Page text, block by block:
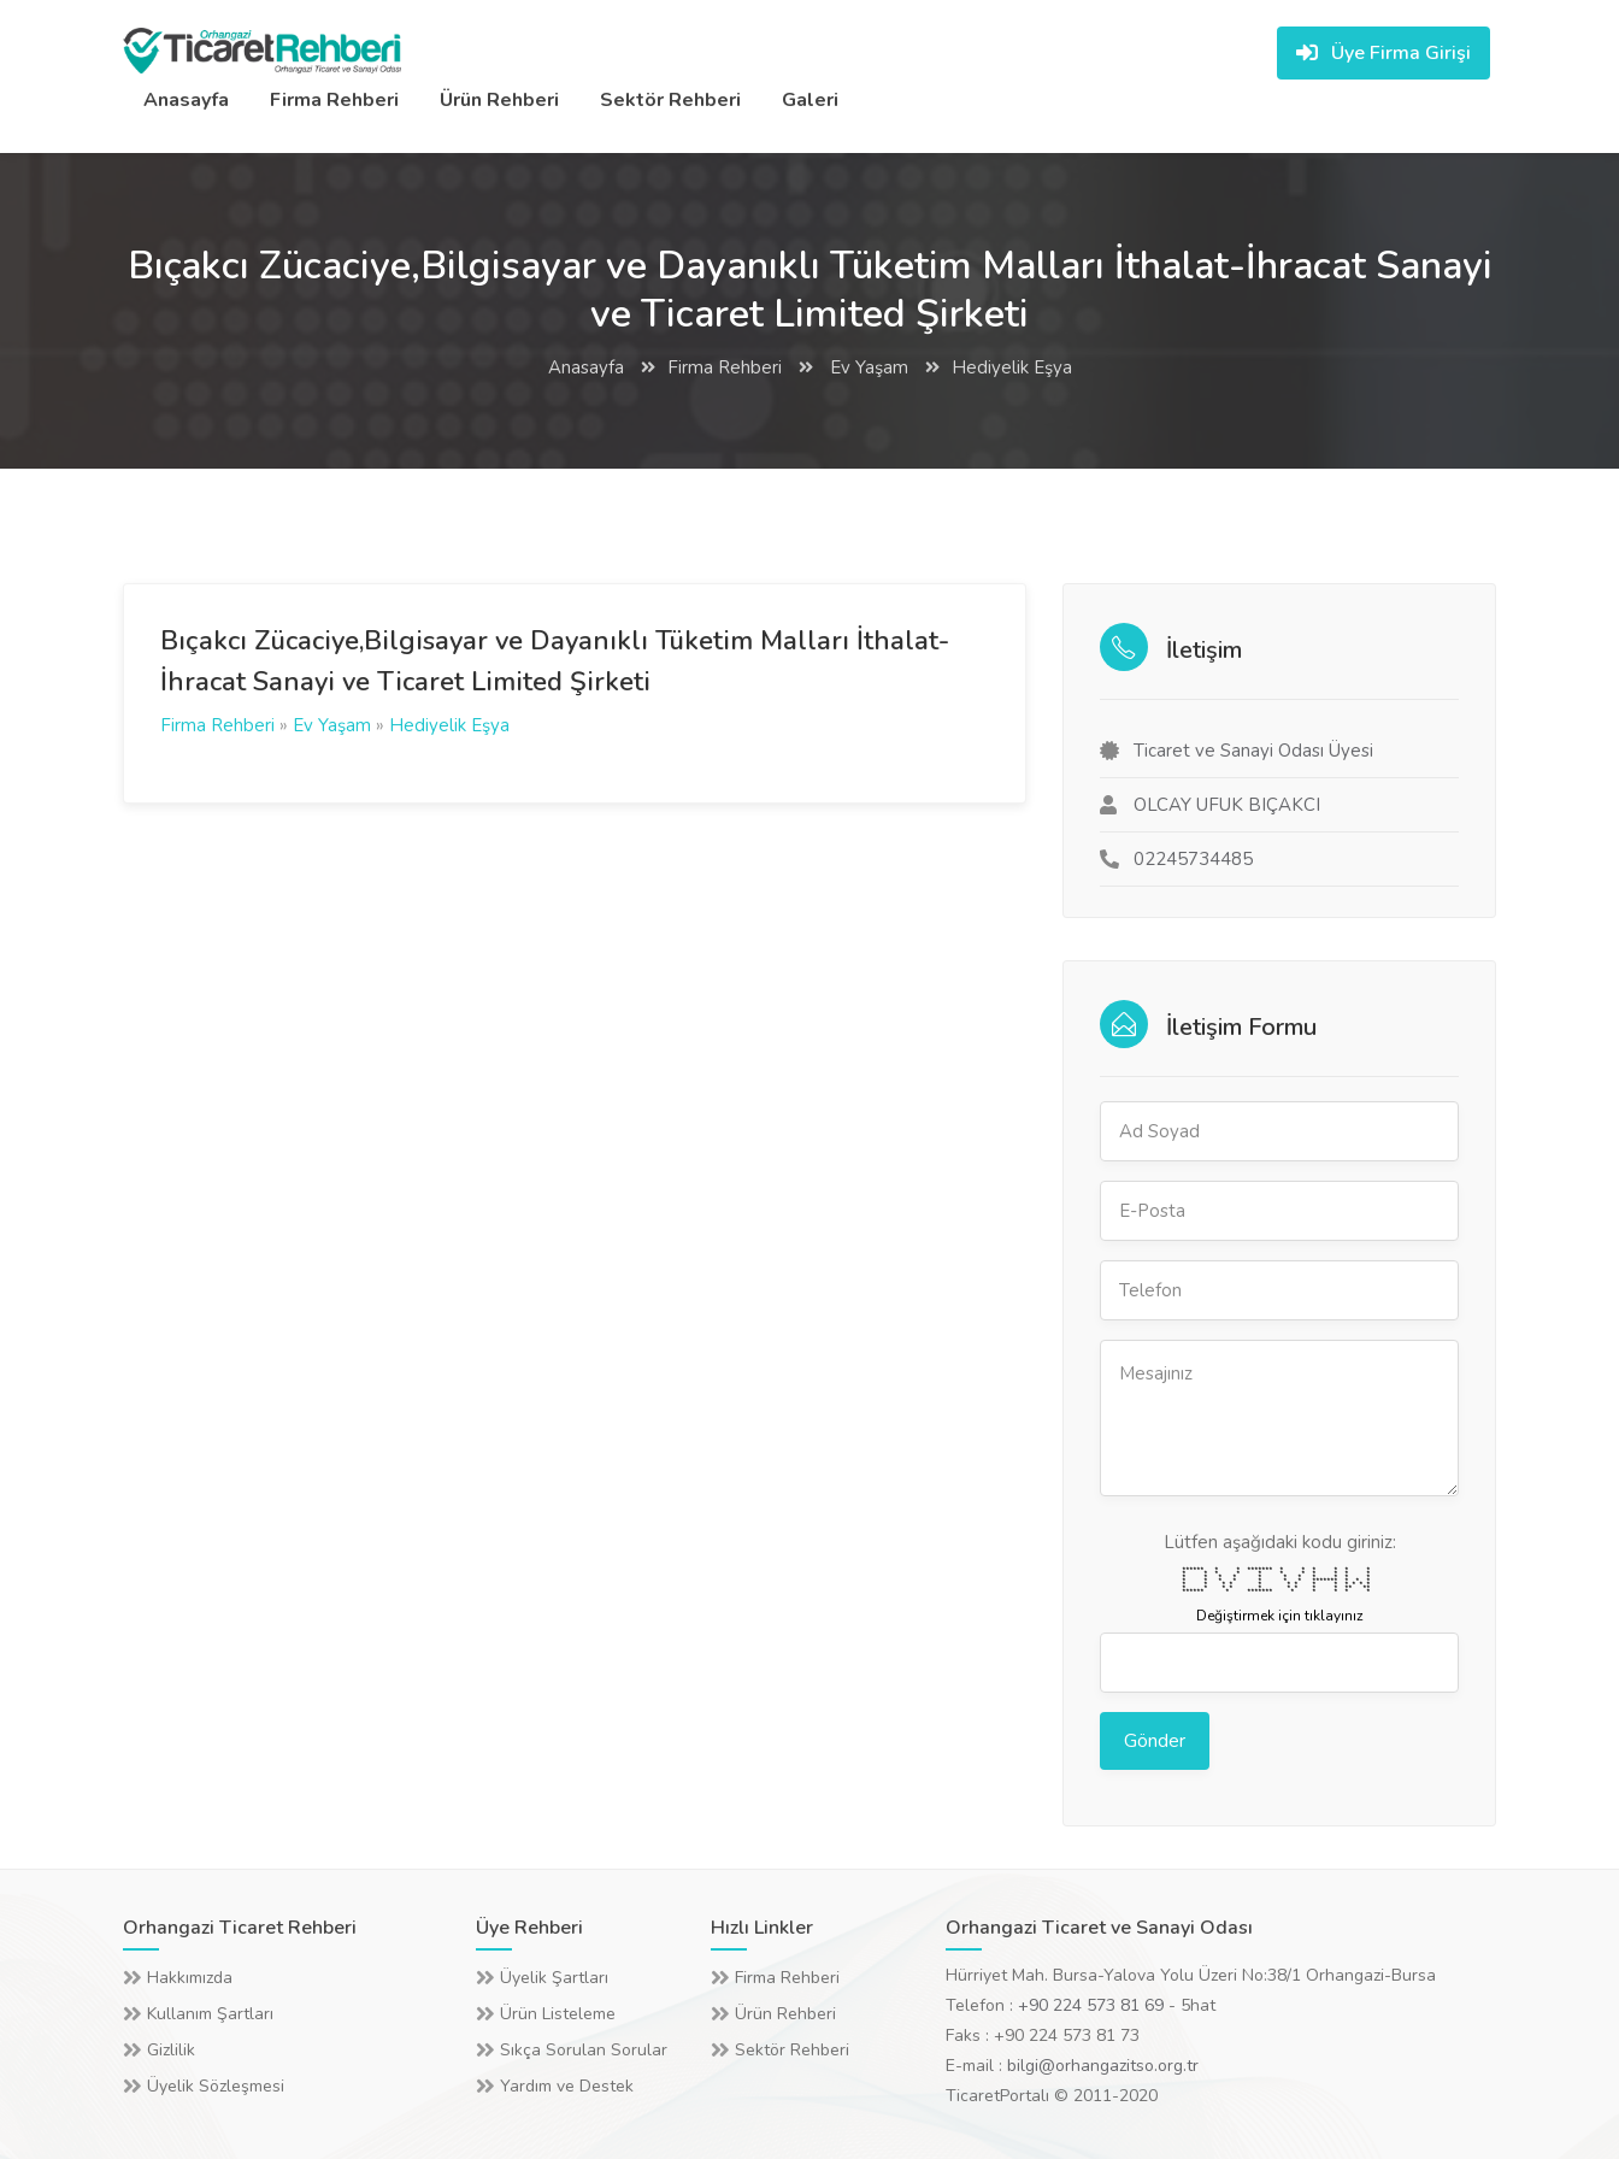
Anasayfa Firma Rehberi Ürün Rehberi Sektör Rehberi Galeri
Üye Firma Girişi
Bıçakcı Zücaciye,Bilgisayar ve Dayanıklı Tüketim Malları İthalat-İhracat Sanayi
ve Ticaret Limited Şirketi
Anasayfa Firma Rehberi Ev Yaşam Hediyelik Eşya
Bıçakcı Zücaciye,Bilgisayar ve Dayanıklı Tüketim Malları İthalat-
İhracat Sanayi ve Ticaret Limited Şirketi
Firma Rehberi » Ev Yaşam » Hediyelik Eşya
İletişim
Ticaret ve Sanayi Odası Üyesi
OLCAY UFUK BIÇAKCI
02245734485
İletişim Formu
Lütfen aşağıdaki kodu giriniz:
****** * * ******* * * * * * *
* * * * * * * * * * *
* * * * * * * * * * *
* * * * * * * ******* * * *
* * * * * * * * * * * * *
* * * * * * * * * ** **
****** * ******* * * * * *
Değiştirmek için tıklayınız
Orhangazi Ticaret Rehberi
Hakkımızda
Kullanım Şartları
Gizlilik
Üyelik Sözleşmesi
Üye Rehberi
Üyelik Şartları
Ürün Listeleme
Sıkça Sorulan Sorular
Yardım ve Destek
Hızlı Linkler
Firma Rehberi
Ürün Rehberi
Sektör Rehberi
Orhangazi Ticaret ve Sanayi Odası
Hürriyet Mah. Bursa-Yalova Yolu Üzeri No:38/1 Orhangazi-Bursa
Telefon : +90 224 573 81 69- 5hat
Faks : +90 224 573 81 73
E-mail : bilgi@orhangazitso.org.tr
TicaretPortalı © 2011-2020